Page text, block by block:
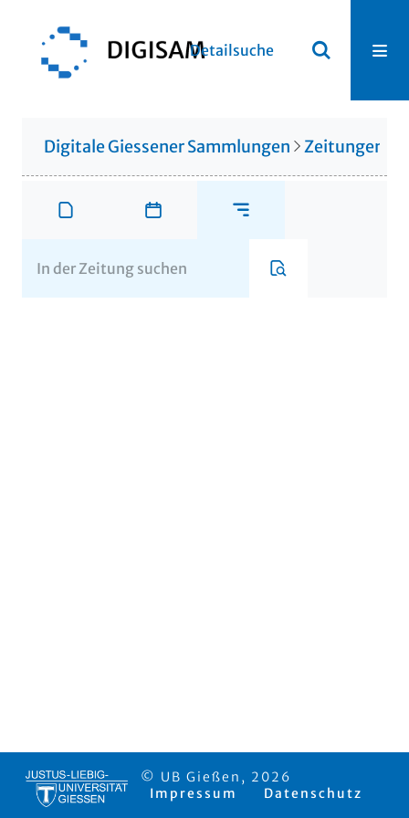
Detailsuche
Digitale Giessener Sammlungen Zeitungen
© UB Gießen, 2026
Impressum
Datenschutz